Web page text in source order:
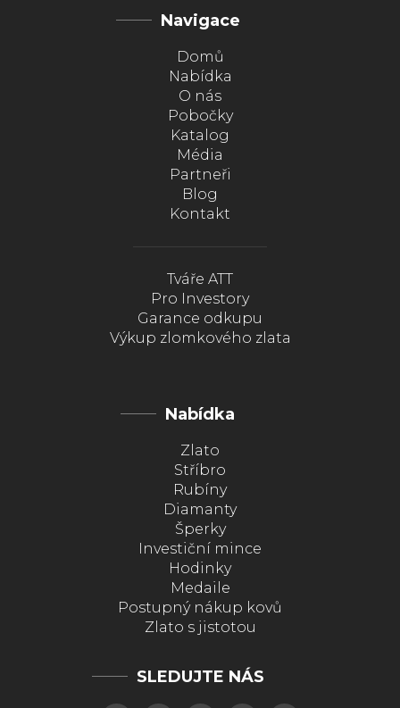
Navigace
Domů
Nabídka
O nás
Pobočky
Katalog
Média
Partneři
Blog
Kontakt
Tváře ATT
Pro Investory
Garance odkupu
Výkup zlomkového zlata
Nabídka
Zlato
Stříbro
Rubíny
Diamanty
Šperky
Investiční mince
Hodinky
Medaile
Postupný nákup kovů
Zlato s jistotou
SLEDUJTE NÁS